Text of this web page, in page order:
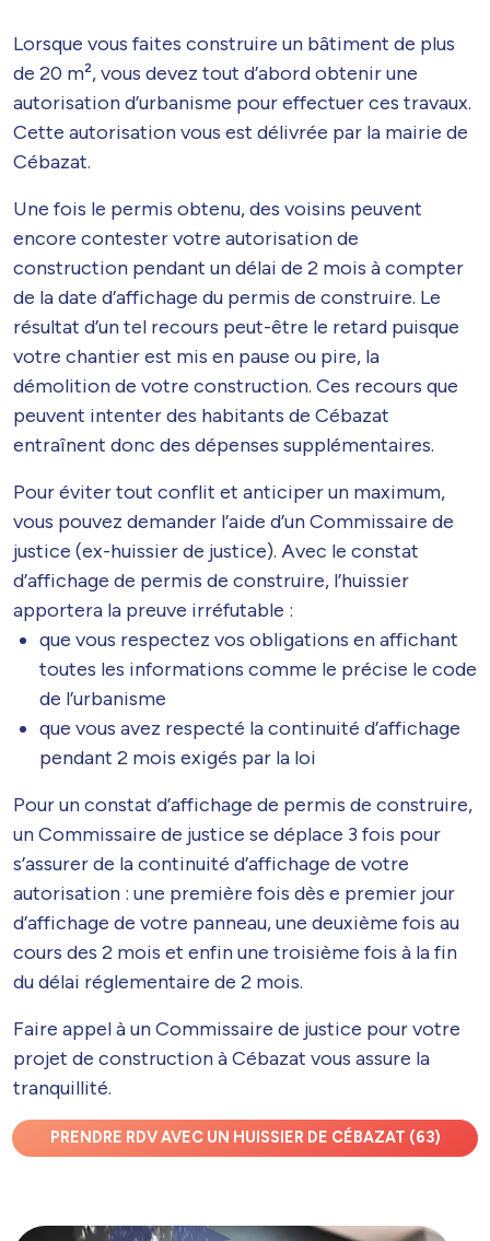
Lorsque vous faites construire un bâtiment de plus
de 20 m², vous devez tout d’abord obtenir une
autorisation d’urbanisme pour effectuer ces travaux.
Cette autorisation vous est délivrée par la mairie de
Cébazat.
Une fois le permis obtenu, des voisins peuvent
encore contester votre autorisation de
construction pendant un délai de 2 mois à compter
de la date d’affichage du permis de construire. Le
résultat d’un tel recours peut-être le retard puisque
votre chantier est mis en pause ou pire, la
démolition de votre construction. Ces recours que
peuvent intenter des habitants de Cébazat
entraînent donc des dépenses supplémentaires.
Pour éviter tout conflit et anticiper un maximum,
vous pouvez demander l’aide d’un Commissaire de
justice (ex-huissier de justice). Avec le constat
d’affichage de permis de construire, l’huissier
apportera la preuve irréfutable :
que vous respectez vos obligations en affichant
toutes les informations comme le précise le code
de l’urbanisme
que vous avez respecté la continuité d’affichage
pendant 2 mois exigés par la loi
Pour un constat d’affichage de permis de construire,
un Commissaire de justice se déplace 3 fois pour
s’assurer de la continuité d’affichage de votre
autorisation : une première fois dès e premier jour
d’affichage de votre panneau, une deuxième fois au
cours des 2 mois et enfin une troisième fois à la fin
du délai réglementaire de 2 mois.
Faire appel à un Commissaire de justice pour votre
projet de construction à Cébazat vous assure la
tranquillité.
PRENDRE RDV AVEC UN HUISSIER DE CÉBAZAT (63)